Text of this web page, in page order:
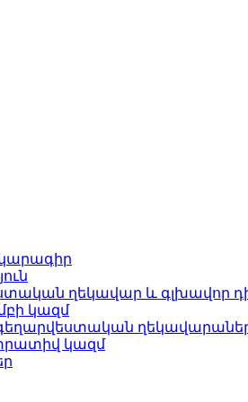
ղեկավար և գլխավոր
կազմ
կազմ